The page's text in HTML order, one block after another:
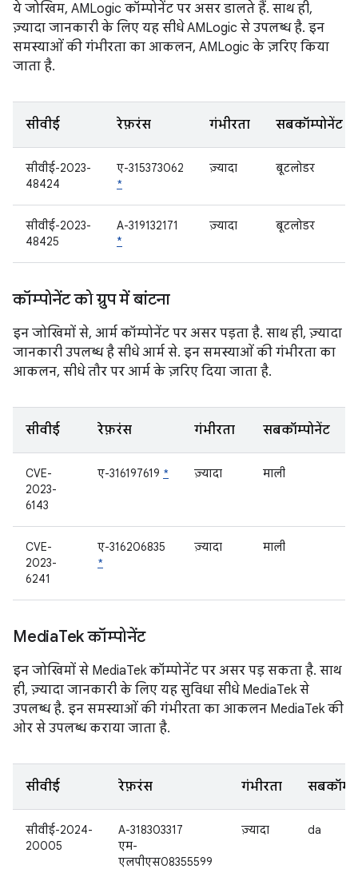
ये जोखिम, AMLogic कॉम्पोनेंट पर असर डालते हैं. साथ ही,
ज़्यादा जानकारी के लिए यह सीधे AMLogic से उपलब्ध है. इन
समस्याओं की गंभीरता का आकलन, AMLogic के ज़रिए किया
जाता है.
सीवीई रेफ़रंस गंभीरता सबकॉम्पोनेंट
सीवीई-2023-
48424
ए-315373062
*
ज़्यादा बूटलोडर
सीवीई-2023-
48425
A-319132171
*
ज़्यादा बूटलोडर
कॉम्पोनेंट को ग्रुप में बांटना
इन जोखिमों से, आर्म कॉम्पोनेंट पर असर पड़ता है. साथ ही, ज़्यादा
जानकारी उपलब्ध है सीधे आर्म से. इन समस्याओं की गंभीरता का
आकलन, सीधे तौर पर आर्म के ज़रिए दिया जाता है.
सीवीई रेफ़रंस गंभीरता सबकॉम्पोनेंट
CVE-
2023-
6143
ए-316197619 * ज़्यादा माली
CVE-
2023-
6241
ए-316206835
*
ज़्यादा माली
MediaTek कॉम्पोनेंट
इन जोखिमों से MediaTek कॉम्पोनेंट पर असर पड़ सकता है. साथ
ही, ज़्यादा जानकारी के लिए यह सुविधा सीधे MediaTek से
उपलब्ध है. इन समस्याओं की गंभीरता का आकलन MediaTek की
ओर से उपलब्ध कराया जाता है.
सीवीई रेफ़रंस गंभीरता
सीवीई-2024-
20005
A-318303317
एम-
एलपीएस08355599
ज़्यादा da